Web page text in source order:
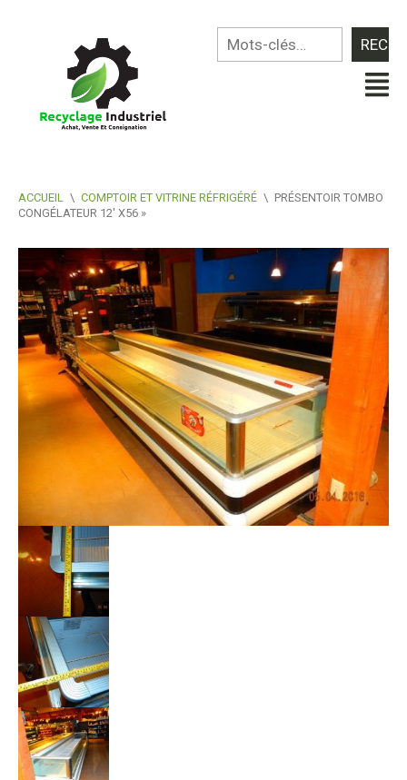
ACCUEIL \ COMPTOIR ET VITRINE RÉFRIGÉRÉ \ PRÉSENTOIR TOMBO
CONGÉLATEUR 12′ X56 »